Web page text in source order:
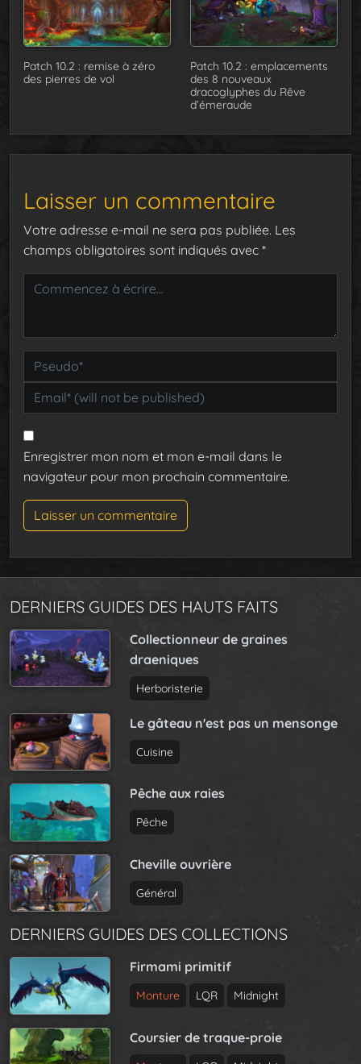
Patch 10.2 : remise à zéro
des pierres de vol
Patch 10.2 : emplacements
des 8 nouveaux
dracoglyphes du Rêve
d’émeraude
Laisser un commentaire
Votre adresse e-mail ne sera pas publiée. Les
champs obligatoires sont indiqués avec *
Enregistrer mon nom et mon e-mail dans le
navigateur pour mon prochain commentaire.
DERNIERS GUIDES DES HAUTS FAITS
Collectionneur de graines
draeniques
Herboristerie
Le gâteau n'est pas un mensonge
Cuisine
Pêche aux raies
Pêche
Cheville ouvrière
Général
DERNIERS GUIDES DES COLLECTIONS
Firmami primitif
Monture LQR Midnight
Coursier de traque-proie